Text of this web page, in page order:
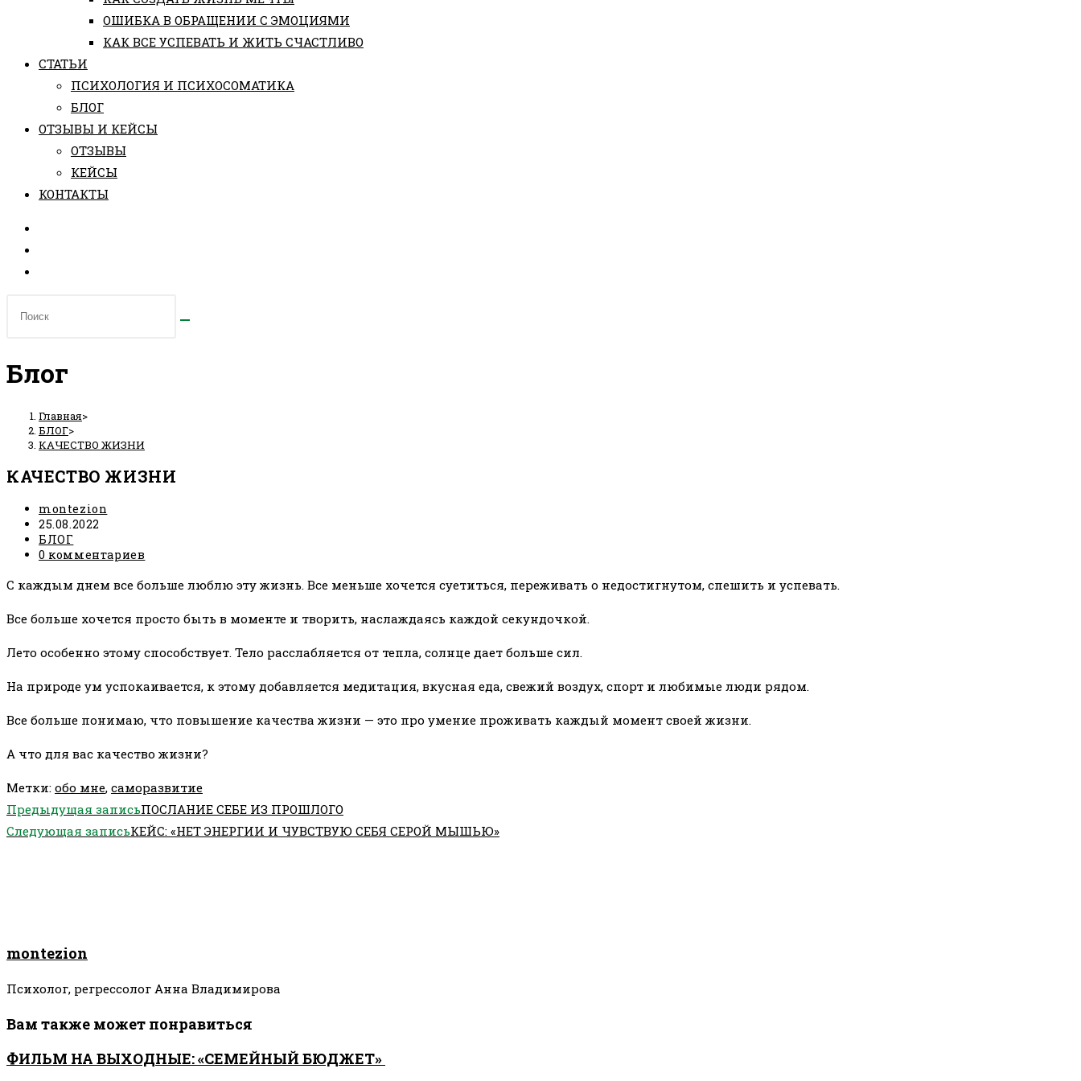
ОШИБКА В ОБРАЩЕНИИ С ЭМОЦИЯМИ
КАК ВСЕ УСПЕВАТЬ И ЖИТЬ СЧАСТЛИВО
СТАТЬИ
ПCИХОЛОГИЯ И ПСИХОСОМАТИКА
БЛОГ
ОТЗЫВЫ И КЕЙСЫ
ОТЗЫВЫ
КЕЙСЫ
КОНТАКТЫ
Блог
Главная>
БЛОГ>
КАЧЕСТВО ЖИЗНИ
КАЧЕСТВО ЖИЗНИ
Автор
записи:
montezion
Запись
опубликована:
25.08.2022
Рубрика
записи:
БЛОГ
Комментарии
записи:
0 комментариев
С каждым днем все больше люблю эту жизнь. Все меньше хочется суетиться, переживать о недостигнутом, спешить и успевать.
Все больше хочется просто быть в моменте и творить, наслаждаясь каждой секундочкой.
Лето особенно этому способствует. Тело расслабляется от тепла, солнце дает больше сил.
На природе ум успокаивается, к этому добавляется медитация, вкусная еда, свежий воздух, спорт и любимые люди рядом.
Все больше понимаю, что повышение качества жизни — это про умение проживать каждый момент своей жизни.
А что для вас качество жизни?
Метки: обо мне, саморазвитие
Еще
статьи
Предыдущая записьПОСЛАНИЕ СЕБЕ ИЗ ПРОШЛОГО
Следующая записьКЕЙС: «НЕТ ЭНЕРГИИ И ЧУВСТВУЮ СЕБЯ СЕРОЙ МЫШЬЮ»
montezion
Психолог, регрессолог Анна Владимирова
Вам также может понравиться
ФИЛЬМ НА ВЫХОДНЫЕ: «СЕМЕЙНЫЙ БЮДЖЕТ»